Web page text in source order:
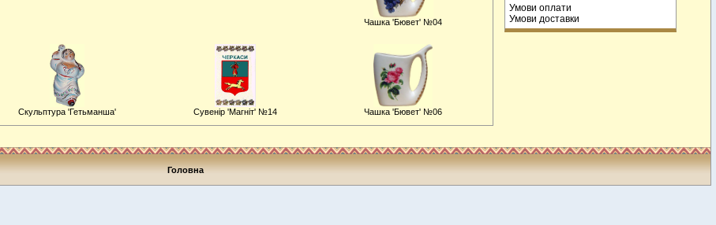
Чашка 'Бювет' №04
Скульптура 'Гетьманша' Сувенiр 'Магніт' №14 Чашка 'Бювет' №06
Умови оплати
Умови доставки
Головна